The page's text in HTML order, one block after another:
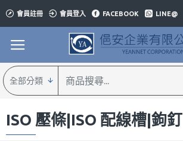
會員註冊 會員登入 FACEBOOK LINE@
全部分類
ISO 壓條|ISO 配線槽|鉤釘